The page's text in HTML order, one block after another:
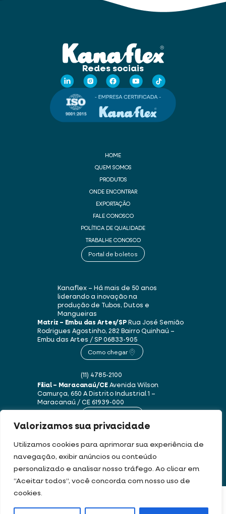
Valorizamos sua privacidade
Utilizamos cookies para aprimorar sua experiência de
navegação, exibir anúncios ou conteúdo
personalizado e analisar nosso tráfego. Ao clicar em
“Aceitar todos”, você concorda com nosso uso de
cookies.
Redes sociais
HOME
QUEM SOMOS
PRODUTOS
ONDE ENCONTRAR
EXPORTAÇÃO
FALE CONOSCO
POLÍTICA DE QUALIDADE
TRABALHE CONOSCO
Portal de boletos
Kanaflex – Há mais de 50 anos
liderando a inovação na
produção de Tubos, Dutos e
Mangueiras
Matriz – Embu das Artes/SPRua José Semião
Rodrigues Agostinho, 282 Bairro Quinhaú –
Embu das Artes / SP06833-905
Como chegar
(11) 4785-2100
Filial – Maracanaú/CEAvenida Wilson
Camurça, 650 ADistrito Industrial 1 –
Maracanaú / CE61939-000
Este site usa cookies e dados pessoais de acordo com os nossosTermos de Uso e